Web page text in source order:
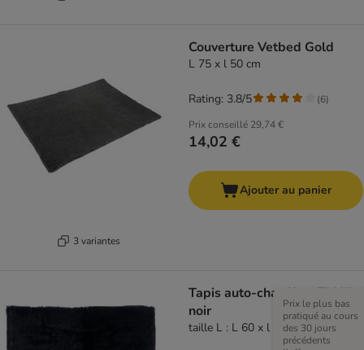
3 variantes
Couverture Vetbed Gold
L 75 x l 50 cm
Prix conseillé 29,74 €
14,02 €
Rating: 3.8/5 (6)
Ajouter au panier
Tapis auto-chauffant TIAKI,
noir
taille L : L 60 x l 75 cm
Prix le plus bas
pratiqué au cours
des 30 jours
précédents